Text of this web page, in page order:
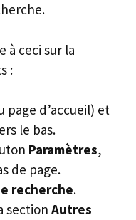
à ceci sur la
:
page d’accueil) et
le bas.
Paramètres,
de page.
recherche.
section Autres